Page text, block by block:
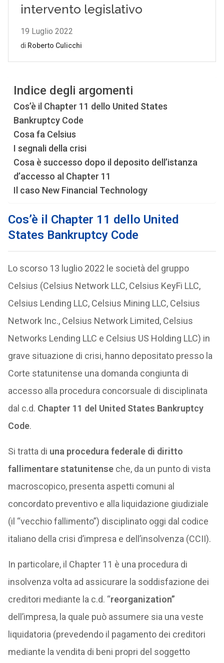
Indice degli argomenti
Cos’è il Chapter 11 dello United States
Bankruptcy Code
Cosa fa Celsius
I segnali della crisi
Cosa è successo dopo il deposito dell’istanza
d’accesso al Chapter 11
Il caso New Financial Technology
Cos’è il Chapter 11 dello United
States Bankruptcy Code
Lo scorso 13 luglio 2022 le società del gruppo
Celsius (Celsius Network LLC, Celsius KeyFi LLC,
Celsius Lending LLC, Celsius Mining LLC, Celsius
Network Inc., Celsius Network Limited, Celsius
Networks Lending LLC e Celsius US Holding LLC) in
grave situazione di crisi, hanno depositato presso la
Corte statunitense una domanda congiunta di
accesso alla procedura concorsuale di disciplinata
dal c.d. Chapter 11 del United States Bankruptcy
Code.
Si tratta di una procedura federale di diritto
fallimentare statunitenseche, da un punto di vista
macroscopico, presenta aspetti comuni al
concordato preventivo e alla liquidazione giudiziale
(il “vecchio fallimento”) disciplinato oggi dal codice
italiano della crisi d’impresa e dell’insolvenza (CCII).
In particolare, il Chapter 11 è una procedura di
insolvenza volta ad assicurare la soddisfazione dei
creditori mediante la c.d. “reorganization”
dell’impresa, la quale può assumere sia una veste
liquidatoria (prevedendo il pagamento dei creditori
mediante la vendita di beni propri del soggetto